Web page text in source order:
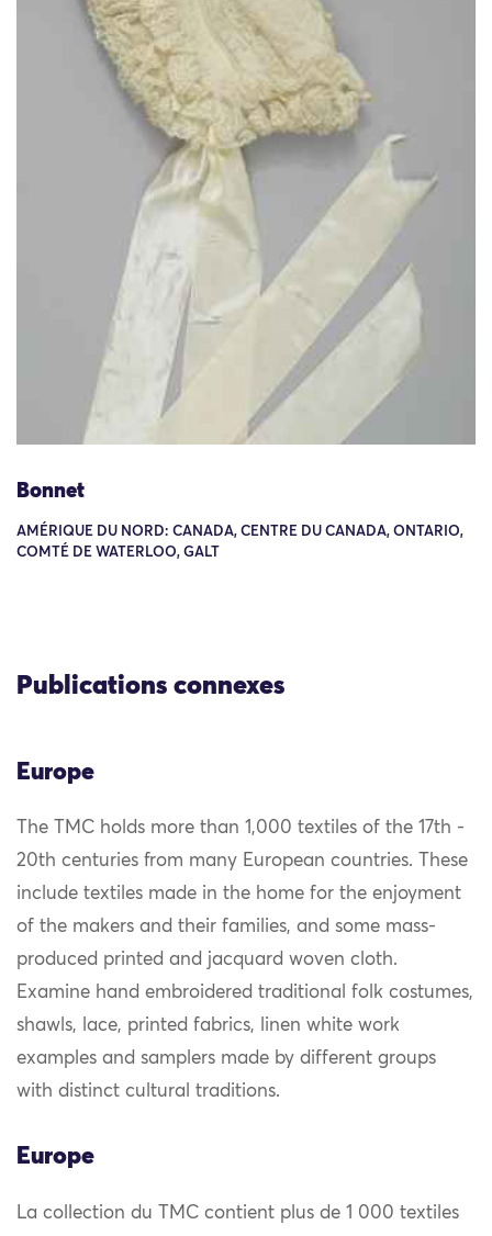
Bonnet
AMÉRIQUE DU NORD: CANADA, CENTRE DU CANADA, ONTARIO,
COMTÉ DE WATERLOO, GALT
Publications connexes
Europe
The TMC holds more than 1,000 textiles of the 17th -
20th centuries from many European countries. These
include textiles made in the home for the enjoyment
of the makers and their families, and some mass-
produced printed and jacquard woven cloth.
Examine hand embroidered traditional folk costumes,
shawls, lace, printed fabrics, linen white work
examples and samplers made by different groups
with distinct cultural traditions.
Europe
La collection du TMC contient plus de 1 000 textiles